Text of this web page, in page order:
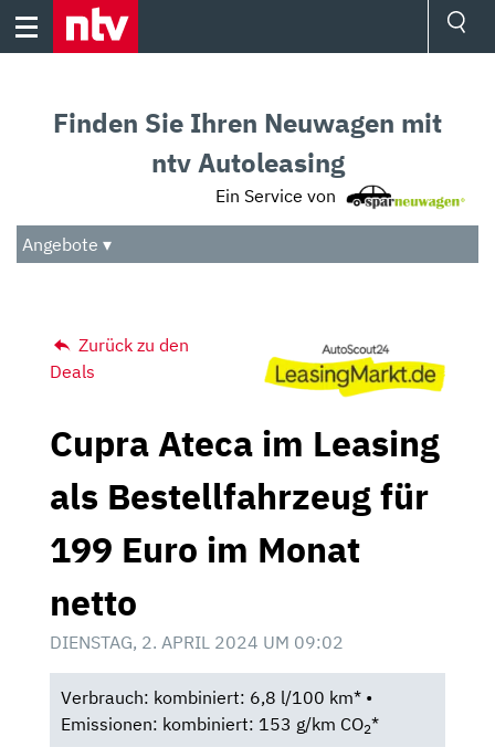
Skip
Audio
Das Beste
Finden Sie Ihren Neuwagen mit
ntv Autoleasing
Ein Service von
Angebote ▾
Zurück zu den
Deals
Cupra Ateca im Leasing
als Bestellfahrzeug für
199 Euro im Monat
netto
DIENSTAG, 2. APRIL 2024 UM 09:02
Verbrauch: kombiniert: 6,8 l/100 km* •
Emissionen: kombiniert: 153 g/km CO2*